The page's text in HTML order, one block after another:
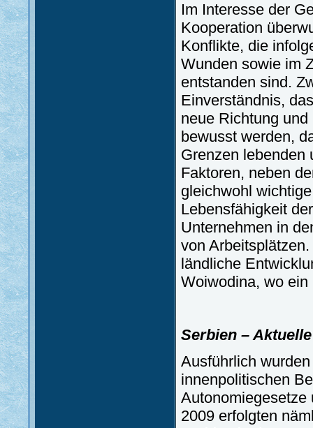
Im Interesse der
Kooperation
Konflikte, die
Wunden sowie im
entstanden sind.
Einverständnis,
neue Richtung
bewusst werden,
Grenzen lebenden
Faktoren, neben
gleichwohl
Lebensfähigkeit
Unternehmen in
von
ländliche
Woiwodina, wo ein
Serbien –
Ausführlich
innenpolitischen
Autonomiegesetze
2009 erfolgten